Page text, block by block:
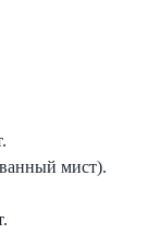
мист).